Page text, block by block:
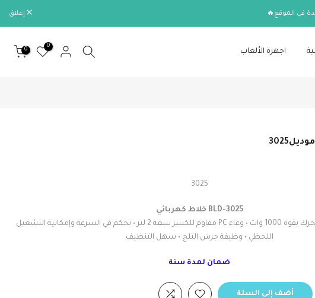
في الموقع🔥 إغلاق
اجهزة الألعاب
0
0
3025
BLD-3025 خلاط كهربائي
• أداء عالي من خلال محرك بقوة 1000 وات • وعاء PC مقاوم للكسر سعة 2 لتر • تحكم في السرعة وإمكانية التشغيل
اللحظي • وظيفة جرش الثلج • سهل التنظيف
ضمان لمدة سنة
أضف إلى السلة